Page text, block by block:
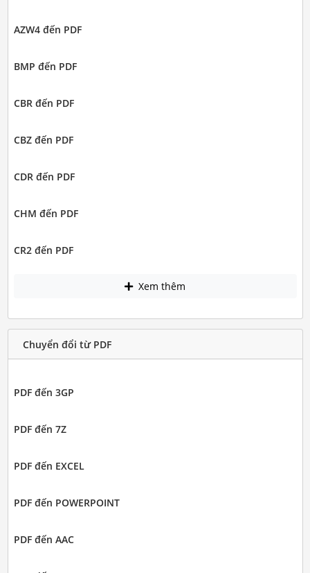
AZW4 đến PDF
BMP đến PDF
CBR đến PDF
CBZ đến PDF
CDR đến PDF
CHM đến PDF
CR2 đến PDF
Xem thêm
Chuyển đổi từ PDF
PDF đến 3GP
PDF đến 7Z
PDF đến EXCEL
PDF đến POWERPOINT
PDF đến AAC